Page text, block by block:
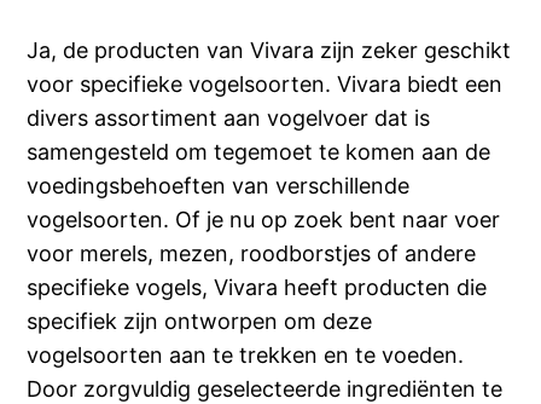
Ja, de producten van Vivara zijn zeker geschikt
voor specifieke vogelsoorten. Vivara biedt een
divers assortiment aan vogelvoer dat is
samengesteld om tegemoet te komen aan de
voedingsbehoeften van verschillende
vogelsoorten. Of je nu op zoek bent naar voer
voor merels, mezen, roodborstjes of andere
specifieke vogels, Vivara heeft producten die
specifiek zijn ontworpen om deze
vogelsoorten aan te trekken en te voeden.
Door zorgvuldig geselecteerde ingrediënten te